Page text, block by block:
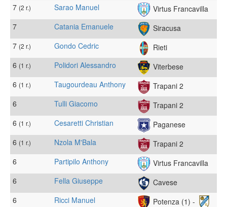
7 (2 r.) Sarao Manuel
Virtus Francavilla
7
Catania Emanuele
Siracusa
7 (2 r.) Gondo Cedric
Rieti
6 (1 r.) Polidori Alessandro
Viterbese
6 (1 r.) Taugourdeau Anthony
Trapani 2
6
Tulli Giacomo
Trapani 2
6 (1 r.) Cesaretti Christian
Paganese
6 (1 r.) Nzola M'Bala
Trapani 2
6
Partipilo Anthony
Virtus Francavilla
6
Fella Giuseppe
Cavese
6
Ricci Manuel
Potenza (1) -